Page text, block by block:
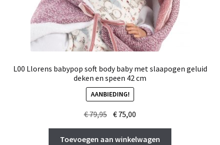
L00 Llorens babypop soft body baby met slaapogen geluid
deken en speen 42 cm
AANBIEDING!
€79,95 Oorspronkelijke
prijs
was:
€ 75,00
prijs
is:
Toevoegen aan winkelwagen